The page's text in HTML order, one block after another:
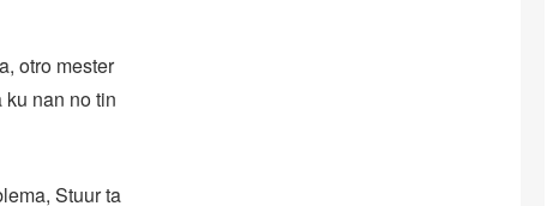
otro mester
nan no tin
Stuur ta